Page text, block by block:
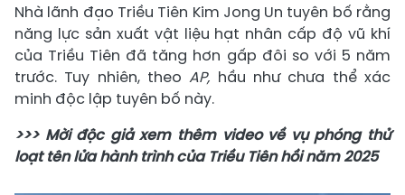
Nhà lãnh đạo Triều Tiên Kim Jong Un tuyên bố rằng
năng lực sản xuất vật liệu hạt nhân cấp độ vũ khí
của Triều Tiên đã tăng hơn gấp đôi so với 5 năm
trước. Tuy nhiên, theoAP, hầu như chưa thể xác
minh độc lập tuyên bố này.
>>> Mời độc giả xem thêm video về vụ phóng thử
loạt tên lửa hành trình của Triều Tiên hồi năm 2025